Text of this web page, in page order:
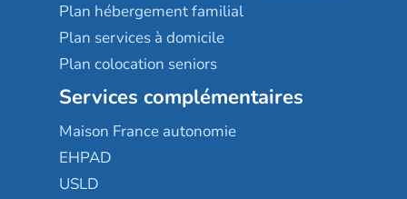
Plan hébergement familial
Plan services à domicile
Plan colocation seniors
Services complémentaires
Maison France autonomie
EHPAD
USLD